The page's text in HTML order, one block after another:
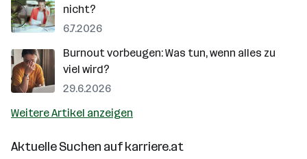
nicht?
6.7.2026
Burnout vorbeugen: Was tun, wenn alles zu
viel wird?
29.6.2026
Weitere Artikel anzeigen
Aktuelle Suchen aufkarriere.at